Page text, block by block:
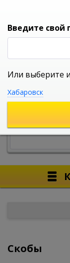
Скобы
Введите свой
Или выберите
Хабаровск